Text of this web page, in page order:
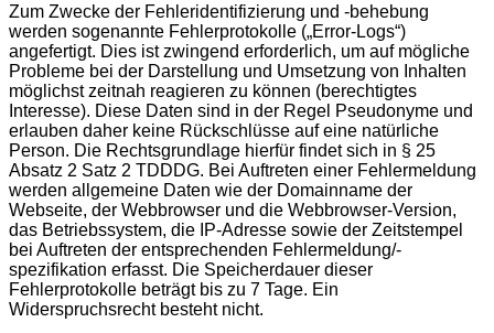
Zum Zwecke der Fehleridentifizierung und -behebung
werden sogenannte Fehlerprotokolle („Error-Logs“)
angefertigt. Dies ist zwingend erforderlich, um auf mögliche
Probleme bei der Darstellung und Umsetzung von Inhalten
möglichst zeitnah reagieren zu können (berechtigtes
Interesse). Diese Daten sind in der Regel Pseudonyme und
erlauben daher keine Rückschlüsse auf eine natürliche
Person. Die Rechtsgrundlage hierfür findet sich in § 25
Absatz 2 Satz 2 TDDDG. Bei Auftreten einer Fehlermeldung
werden allgemeine Daten wie der Domainname der
Webseite, der Webbrowser und die Webbrowser-Version,
das Betriebssystem, die IP-Adresse sowie der Zeitstempel
bei Auftreten der entsprechenden Fehlermeldung/-
spezifikation erfasst. Die Speicherdauer dieser
Fehlerprotokolle beträgt bis zu 7 Tage. Ein
Widerspruchsrecht besteht nicht.